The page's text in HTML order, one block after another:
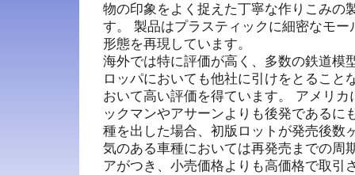
物の印象をよく捉えた丁寧な作りこみの
す。 製品はプラスティックに細密なモー
形態を再現しています。
海外では特に評価が高く、多数の鉄道模
ロッパにおいても他社に引けをとること
おいて高い評価を得ています。 アメリ
ックマンやアサーンよりも後発であるに
種を出した場合、初版ロットが発売後数
気のある車種においては再発売までの周
アがつき、小売価格よりも高価格で取引